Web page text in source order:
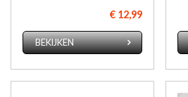
€ 12,99
BEKIJKEN